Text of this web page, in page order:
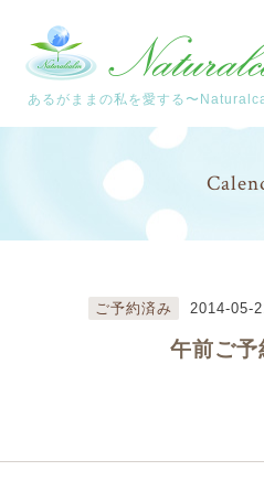
あるがままの私を愛する〜
ご予約済み 2014-05-
午前ご予